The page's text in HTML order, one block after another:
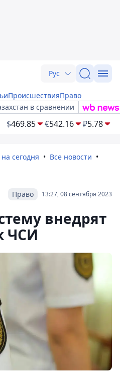
Рус
ПроисшествияПраво
в сравнении
$469.85 €542.16 ₽5.78
сегодня
Все новости
13:27, 08 сентября 2023
Право
внедрят
ЧСИ